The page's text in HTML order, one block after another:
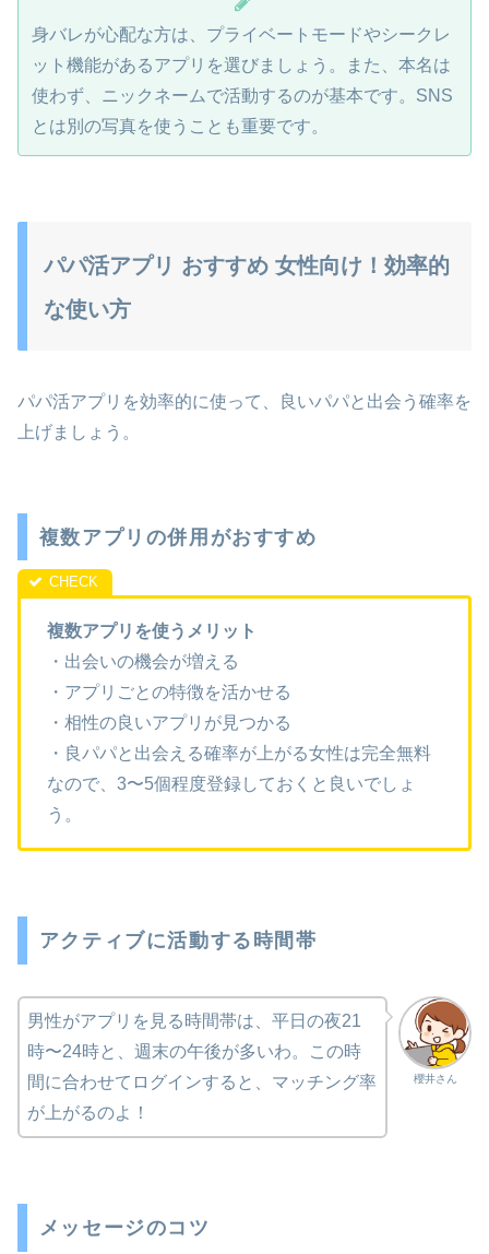
身バレが心配な方は、プライベートモードやシークレ
ット機能があるアプリを選びましょう。また、本名は
使わず、ニックネームで活動するのが基本です。SNS
とは別の写真を使うことも重要です。
パパ活アプリ おすすめ 女性向け！効率的
な使い方
パパ活アプリを効率的に使って、良いパパと出会う確率を
上げましょう。
複数アプリの併用がおすすめ
複数アプリを使うメリット
・出会いの機会が増える
・アプリごとの特徴を活かせる
・相性の良いアプリが見つかる
・良パパと出会える確率が上がる女性は完全無料
なので、3〜5個程度登録しておくと良いでしょ
う。
アクティブに活動する時間帯
櫻井さん
男性がアプリを見る時間帯は、平日の夜21
時〜24時と、週末の午後が多いわ。この時
間に合わせてログインすると、マッチング率
が上がるのよ！
メッセージのコツ